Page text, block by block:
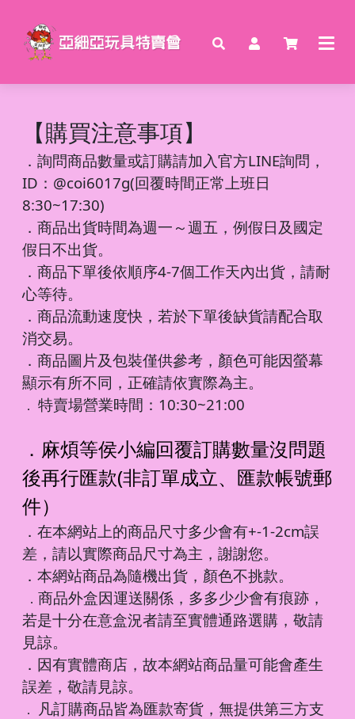
【購買注意事項】
． 詢問商品數量或訂購請加入官方LINE詢問，
ID：@coi6017g(回覆時間正常上班日
8:30~17:30)
．商品出貨時間為週一～週五，例假日及國定
假日不出貨。
．商品下單後依順序4-7個工作天內出貨，請耐
心等待。
．商品流動速度快，若於下單後缺貨請配合取
消交易。
．商品圖片及包裝僅供參考，顏色可能因螢幕
顯示有所不同，正確請依實際為主。
． 特賣場營業時間：10:30~21:00
．麻煩等侯小編回覆訂購數量沒問題
後再行匯款(非訂單成立、匯款帳號郵
件）
．在本網站上的商品尺寸多少會有+-1-2cm誤
差，請以實際商品尺寸為主，謝謝您。
．本網站商品為隨機出貨，顏色不挑款。
． 商品外盒因運送關係，多多少少會有痕跡，
若是十分在意盒況者請至實體通路選購，敬請
見諒。
．因有實體商店，故本網站商品量可能會產生
誤差，敬請見諒。
． 凡訂購商品皆為匯款寄貨，無提供第三方支